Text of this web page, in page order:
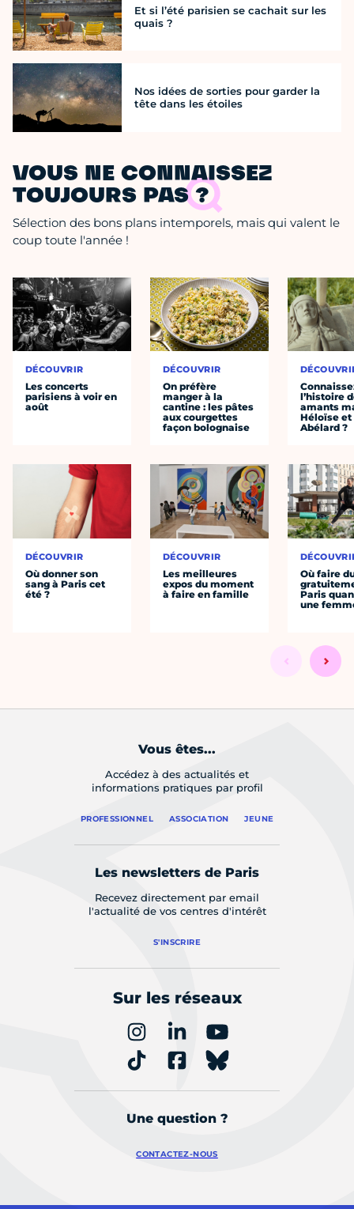
Et si l’été parisien se cachait sur les
quais ?
Nos idées de sorties pour garder la
tête dans les étoiles
VOUS NE CONNAISSEZ
TOUJOURS PAS ?
Sélection des bons plans intemporels, mais qui valent le
coup toute l'année !
DÉCOUVRIR
Les concerts
parisiens à voir en
août
DÉCOUVRIR
Où donner son
sang à Paris cet
été ?
DÉCOUVRIR
On préfère
manger à la
cantine : les pâtes
aux courgettes
façon bolognaise
DÉCOUVRIR
Les meilleures
expos du moment
à faire en famille
l’histoire
amants
Héloïse et
Abélard ?
Où faire
Paris
une
Vous êtes...
Accédez à des actualités et
informations pratiques par profil
PROFESSIONNEL ASSOCIATION JEUNE
Les newsletters de Paris
Recevez directement par email
l'actualité de vos centres d'intérêt
S'INSCRIRE
Sur les réseaux
Une question ?
CONTACTEZ-NOUS